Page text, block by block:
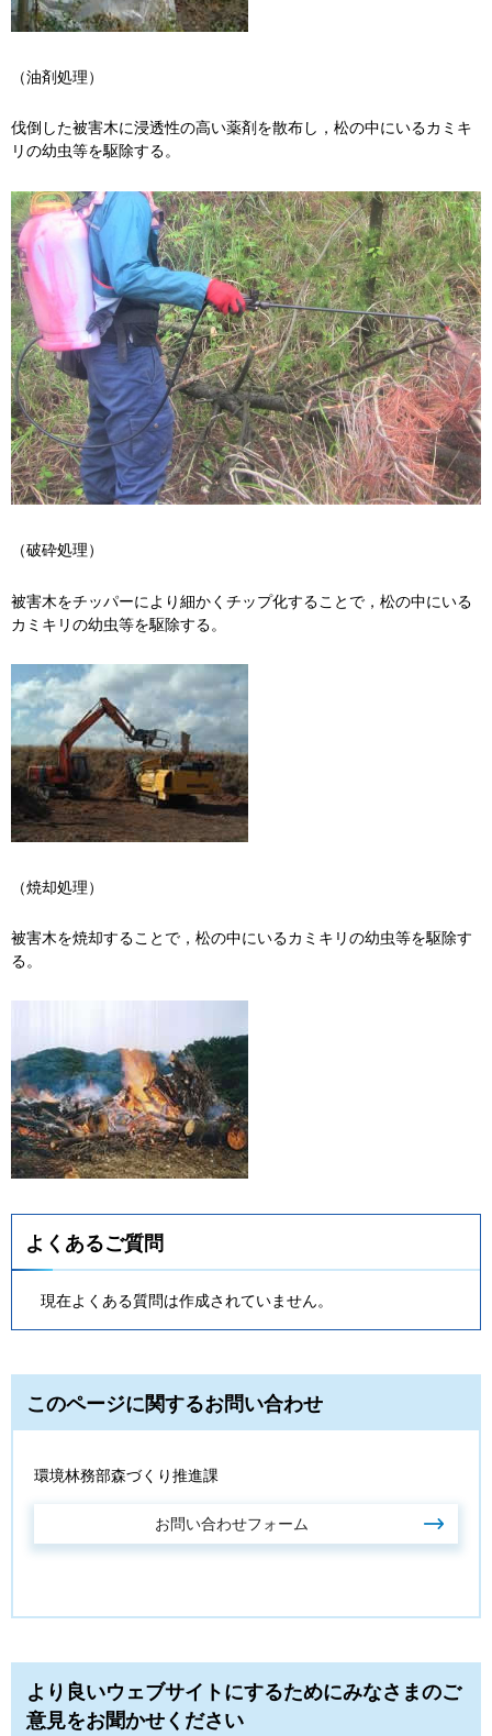
（油剤処理）
伐倒した被害木に浸透性の高い薬剤を散布し，松の中にいるカミキ
リの幼虫等を駆除する。
（破砕処理）
被害木をチッパーにより細かくチップ化することで，松の中にいる
カミキリの幼虫等を駆除する。
（焼却処理）
被害木を焼却することで，松の中にいるカミキリの幼虫等を駆除す
る。
よくあるご質問
現在よくある質問は作成されていません。
このページに関するお問い合わせ
環境林務部森づくり推進課
より良いウェブサイトにするためにみなさまのご
意見をお聞かせください